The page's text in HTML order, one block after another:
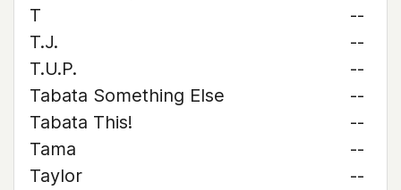
T
--
T.J.
--
T.U.P.
--
Tabata Something Else
--
Tabata This!
--
Tama
--
Taylor
--